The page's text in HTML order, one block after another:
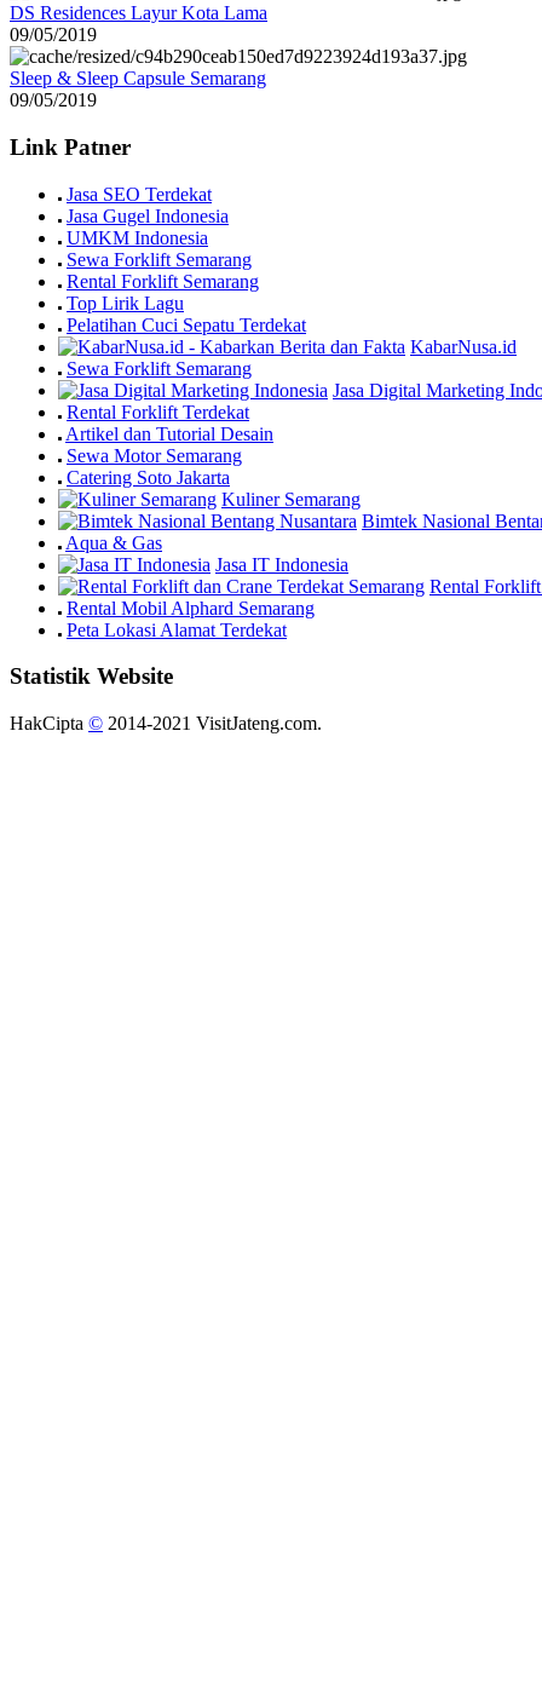
DS Residences Layur Kota Lama
09/05/2019
Sleep & Sleep Capsule Semarang
09/05/2019
Link Patner
Jasa SEO Terdekat
Jasa Gugel Indonesia
UMKM Indonesia
Sewa Forklift Semarang
Rental Forklift Semarang
Top Lirik Lagu
Pelatihan Cuci Sepatu Terdekat
KabarNusa.id
Sewa Forklift Semarang
Jasa Digital Marketing
Rental Forklift Terdekat
Artikel dan Tutorial Desain
Sewa Motor Semarang
Catering Soto Jakarta
Kuliner Semarang
Bimtek Nasional
Aqua & Gas
Jasa IT Indonesia
Rental Forklift
Rental Mobil Alphard Semarang
Peta Lokasi Alamat Terdekat
Statistik Website
HakCipta © 2014-2021 VisitJateng.com.